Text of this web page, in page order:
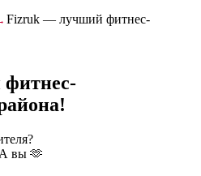
Fizruk — лучший фитнес-
вы 🫶